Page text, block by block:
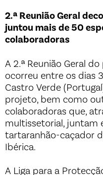
2.ª Reunião Geral
juntou mais de 50
colaboradoras
A 2.ª Reunião Geral
ocorreu entre os dias
Castro Verde
projeto, bem como
colaboradoras que,
multissetorial, juntam
tartaranhão-caçador
Ibérica.
A Liga para a